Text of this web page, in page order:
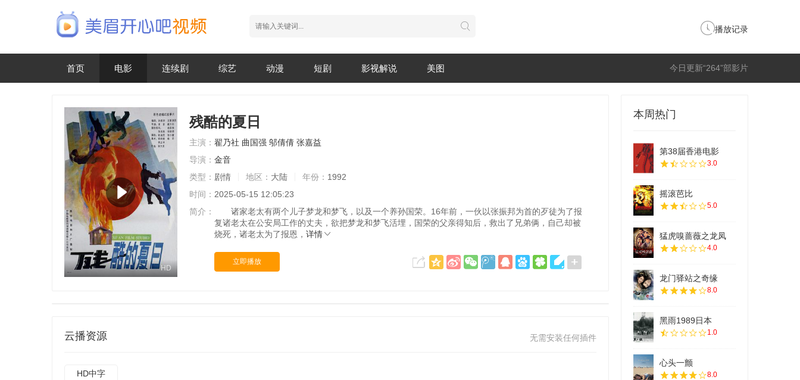
播放记录
今日更新“264”部影片
首页 电影 连续剧 综艺 动漫 短剧 影视解说 美图
HD
残酷的夏日
主演： 翟乃社 曲国强 邬倩倩 张嘉益
导演： 金音
类型： 剧情 地区： 大陆 年份： 1992
时间： 2025-05-15 12:05:23
简介：
诸家老太有两个儿子梦龙和梦飞，以及一个养孙国荣。16年前，一伙以张振邦为首的歹徒为了报
复诸老太在公安局工作的丈夫，欲把梦龙和梦飞活埋，国荣的父亲得知后，救出了兄弟俩，自己却被
烧死，诸老太为了报恩， 详情
立即播放
无需安装任何插件
云播资源
HD中字
本周热门
第38届香港电影
3.0
摇滚芭比
5.0
猛虎嗅蔷薇之龙凤
4.0
龙门驿站之奇缘
8.0
黑雨1989日本
1.0
心头一颤
8.0